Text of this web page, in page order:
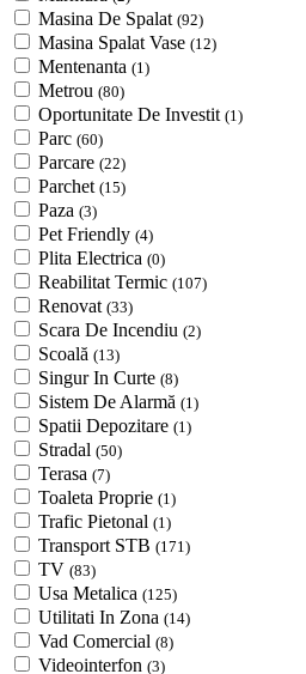
Masina De Spalat (92)
Masina Spalat Vase (12)
Mentenanta (1)
Metrou (80)
Oportunitate De Investit (1)
Parc (60)
Parcare (22)
Parchet (15)
Paza (3)
Pet Friendly (4)
Plita Electrica (0)
Reabilitat Termic (107)
Renovat (33)
Scara De Incendiu (2)
Scoală (13)
Singur In Curte (8)
Sistem De Alarmă (1)
Spatii Depozitare (1)
Stradal (50)
Terasa (7)
Toaleta Proprie (1)
Trafic Pietonal (1)
Transport STB (171)
TV (83)
Usa Metalica (125)
Utilitati In Zona (14)
Vad Comercial (8)
Videointerfon (3)